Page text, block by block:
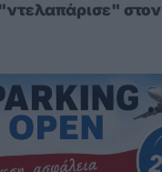
στον